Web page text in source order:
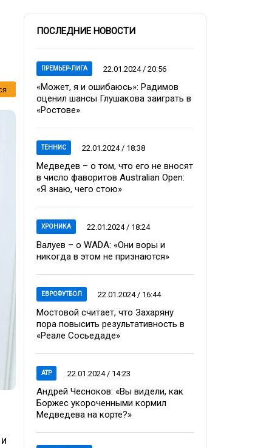
ПОСЛЕДНИЕ НОВОСТИ
ПРЕМЬЕР-ЛИГА 22.01.2024 / 20:56
«Может, я и ошибаюсь»: Радимов
оценил шансы Глушакова заиграть в
«Ростове»
ТЕННИС 22.01.2024 / 18:38
Медведев – о том, что его не вносят
в число фаворитов Australian Open:
«Я знаю, чего стою»
ХРОНИКА 22.01.2024 / 18:24
Валуев – о WADA: «Они воры и
никогда в этом не признаются»
ЕВРОФУТБОЛ 22.01.2024 / 16:44
Мостовой считает, что Захаряну
пора повысить результативность в
«Реале Сосьедаде»
ATP 22.01.2024 / 14:23
Андрей Чесноков: «Вы видели, как
Боржес укороченными кормил
Медведева на корте?»